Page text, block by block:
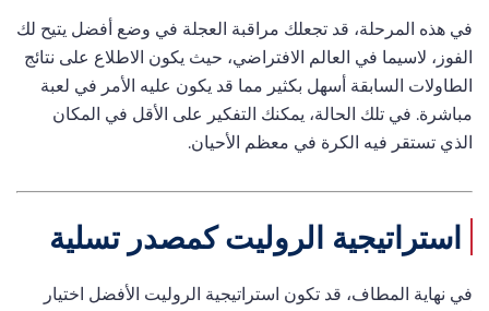
في هذه المرحلة، قد تجعلك مراقبة العجلة في وضع أفضل يتيح لك
الفوز، لاسيما في العالم الافتراضي، حيث يكون الاطلاع على نتائج
الطاولات السابقة أسهل بكثير مما قد يكون عليه الأمر في لعبة
مباشرة. في تلك الحالة، يمكنك التفكير على الأقل في المكان
الذي تستقر فيه الكرة في معظم الأحيان.
استراتيجية الروليت كمصدر تسلية
في نهاية المطاف، قد تكون استراتيجية الروليت الأفضل اختيار